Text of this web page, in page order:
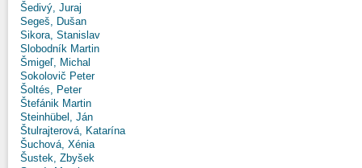
Šedivý, Juraj
Segeš, Dušan
Sikora, Stanislav
Slobodník Martin
Šmigeľ, Michal
Sokolovič Peter
Šoltés, Peter
Štefánik Martin
Steinhübel, Ján
Štulrajterová, Katarína
Šuchová, Xénia
Šustek, Zbyšek